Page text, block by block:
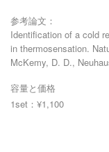
参考論文：
Identification of a cold
in thermosensation.
McKemy, D. D.,
容量と価格
1set：¥1,100